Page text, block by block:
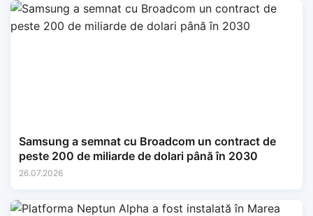
Samsung a semnat cu Broadcom un contract de
peste 200 de miliarde de dolari până în 2030
26.07.2026